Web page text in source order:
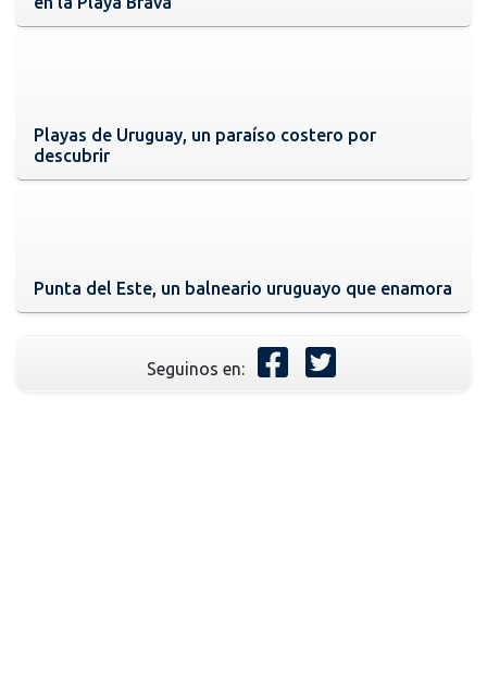
Playas de Uruguay, un paraíso costero por
descubrir
Punta del Este, un balneario uruguayo que enamora
Seguinos en: